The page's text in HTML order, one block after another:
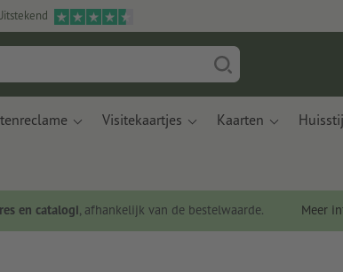
Visitekaartjes Kaarten
en catalogi, afhankelijk van de bestelwaarde. Meer